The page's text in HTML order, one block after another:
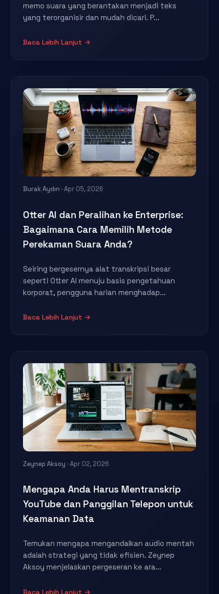
memo suara yang berantakan menjadi teks
yang terorganisir dan mudah dicari. P...
Baca Lebih Lanjut →
Burak Aydın · Apr 05, 2026
Otter AI dan Peralihan ke Enterprise:
Bagaimana Cara Memilih Metode
Perekaman Suara Anda?
Seiring bergesernya alat transkripsi besar
seperti Otter AI menuju basis pengetahuan
korporat, pengguna harian menghadap...
Baca Lebih Lanjut →
Zeynep Aksoy · Apr 02, 2026
Mengapa Anda Harus Mentranskrip
YouTube dan Panggilan Telepon untuk
Keamanan Data
Temukan mengapa mengandalkan audio mentah
adalah strategi yang tidak efisien. Zeynep
Aksoy menjelaskan pergeseran ke ara...
Baca Lebih Lanjut →